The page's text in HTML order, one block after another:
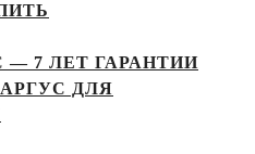
— 7 ЛЕТ ГАРАНТИИ
ДЛЯ